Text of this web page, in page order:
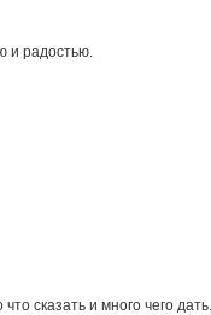
и радостью.
сказать и много чего дать.